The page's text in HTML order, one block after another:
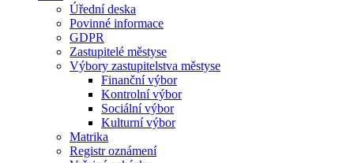
Úřední deska
Povinné informace
GDPR
Zastupitelé městyse
Výbory zastupitelstva městyse
Finanční výbor
Kontrolní výbor
Sociální výbor
Kulturní výbor
Matrika
Registr oznámení